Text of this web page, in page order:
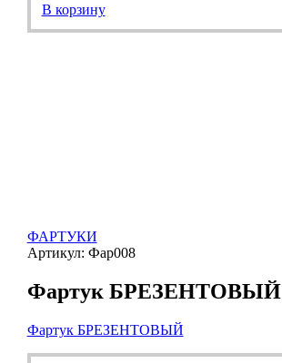
В корзину
ФАРТУКИ
Артикул: Фар008
Фартук БРЕЗЕНТОВЫЙ
Фартук БРЕЗЕНТОВЫЙ